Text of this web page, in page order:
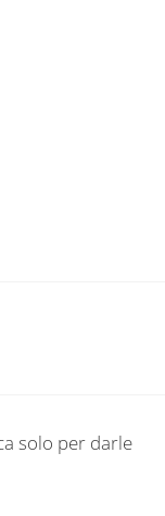
solo per darle